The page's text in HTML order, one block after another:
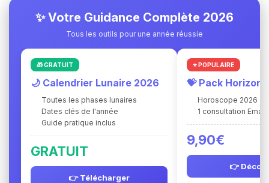
✨ Votre Guidance Complète 2026
Tous les outils pour une année réussie
🎁 GRATUIT
🌙 Calendrier Lunaire 2026
Toutes les phases lunaires
Dates clés de l'année
Guide pratique inclus
GRATUIT
👉 Télécharger
⭐ POPULAIRE
💝 Pack Horizon
Horoscope 2026
1 consultation Ema
9,90€
👉